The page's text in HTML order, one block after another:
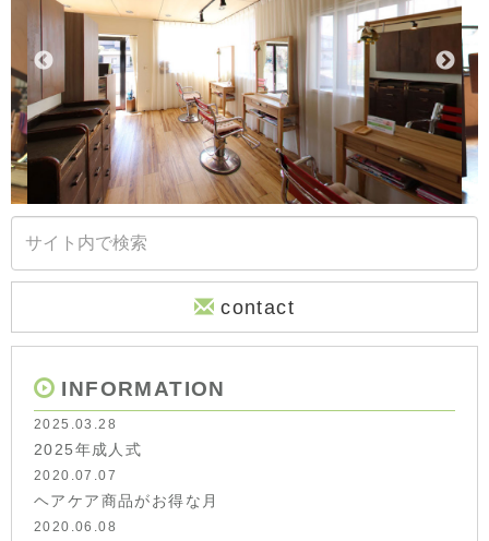
contact
INFORMATION
2025.03.28
2025年成人式
2020.07.07
ヘアケア商品がお得な月
2020.06.08